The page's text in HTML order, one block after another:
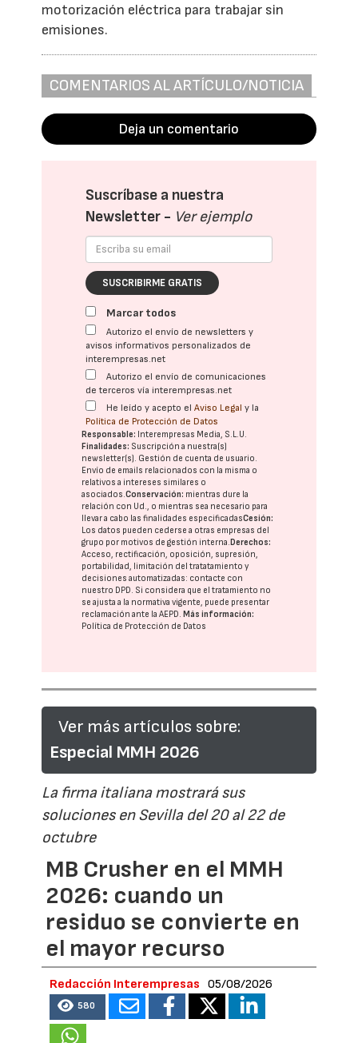
motorización eléctrica para trabajar sin
emisiones.
COMENTARIOS AL ARTÍCULO/NOTICIA
Deja un comentario
Suscríbase a nuestra
Newsletter - Ver ejemplo
SUSCRIBIRME GRATIS
Marcar todos
Autorizo el envío de newsletters y
avisos informativos personalizados de
interempresas.net
Autorizo el envío de comunicaciones
de terceros vía interempresas.net
He leído y acepto elAviso Legal y la
Política de Protección de Datos
Responsable: Interempresas Media, S.L.U.
Finalidades: Suscripción a nuestra(s)
newsletter(s). Gestión de cuenta de usuario.
Envío de emails relacionados con la misma o
relativos a intereses similares o
asociados.Conservación: mientras dure la
relación con Ud., o mientras sea necesario para
llevar a cabo las finalidades especificadasCesión:
Los datos pueden cederse a otras empresas del
grupo por motivos de gestión interna.Derechos:
Acceso, rectificación, oposición, supresión,
portabilidad, limitación del tratatamiento y
decisiones automatizadas: contacte con
nuestro DPD . Si considera que el tratamiento no
se ajusta a la normativa vigente, puede presentar
reclamación ante laAEPD .Más información:
Política de Protección de Datos
Ver más artículos sobre:
Especial MMH 2026
La firma italiana mostrará sus
soluciones en Sevilla del 20 al 22 de
octubre
MB Crusher en el MMH
2026: cuando un
residuo se convierte en
el mayor recurso
Redacción Interempresas 05/08/2026
580